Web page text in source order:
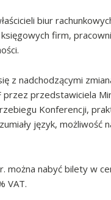
biur
firm,
z nadchodzącymi
przez przedstawiciela
Konferencji,
język, możliwość
można nabyć bilety w
VAT.